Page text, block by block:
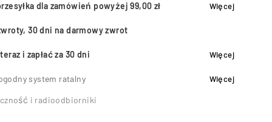
dla zamówień powyżej 99,00 zł Więcej
30 dni na darmowy zwrot
i zapłać za 30 dni Więcej
system ratalny Więcej
i radioodbiorniki